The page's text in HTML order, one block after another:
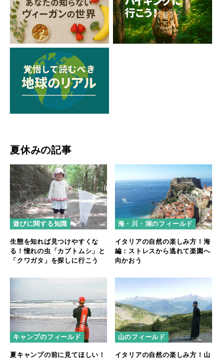
夏休みの記事
遊びに関する知識
生態を知れば見つけやすくな
る！憧れの虫「カブトムシ」と
「クワガタ」を探しに行こう
海・川・湖のフィールド
イタリアの自然の楽しみ方！海
編：ストレスから逃れて楽園へ
向かおう
キャンプのフィールド
夏キャンプの前に見てほしい！
山のフィールド
イタリアの自然の楽しみ方！山